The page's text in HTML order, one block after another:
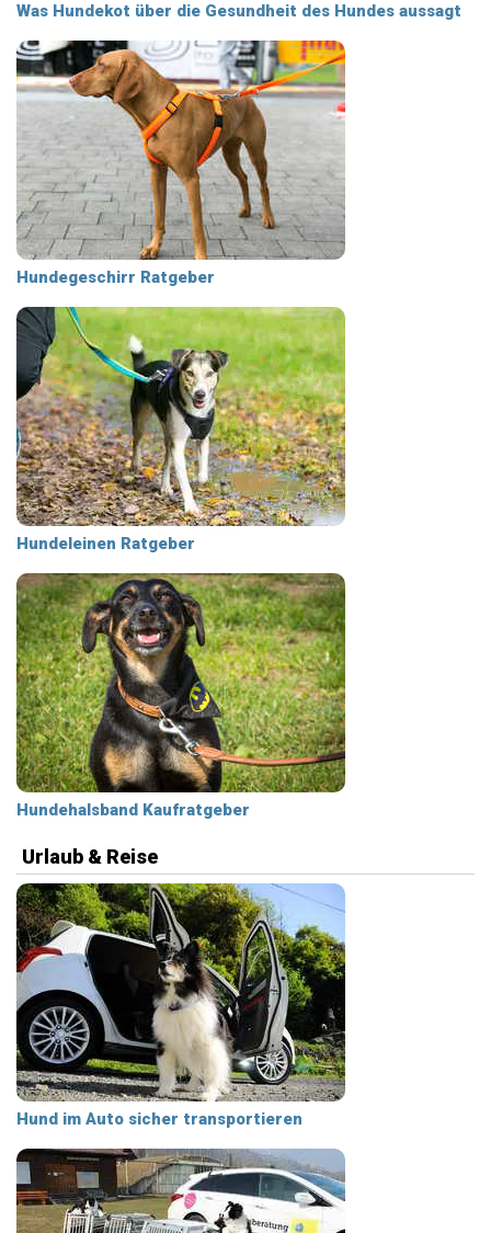
Was Hundekot über die Gesundheit des Hundes aussagt
Hundegeschirr Ratgeber
Hundeleinen Ratgeber
Hundehalsband Kaufratgeber
Urlaub & Reise
Hund im Auto sicher transportieren